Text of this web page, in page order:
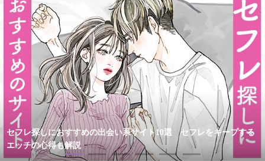
セフレ探しにおすすめの出会い系サイト10選 セフレをキープする
エッチの心得も解説